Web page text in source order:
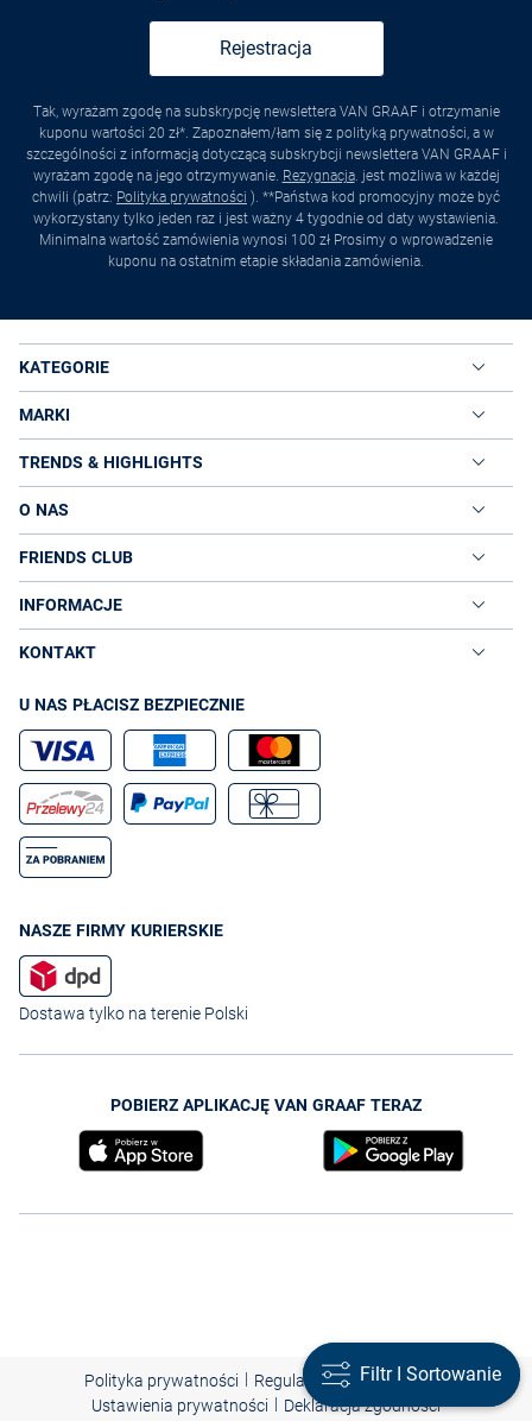
Rejestracja
Tak, wyrażam zgodę na subskrypcję newslettera VAN GRAAF i otrzymanie
kuponu wartości 20 zł*. Zapoznałem/łam się z polityką prywatności, a w
szczególności z informacją dotyczącą subskrybcji newslettera VAN GRAAF i
wyrażam zgodę na jego otrzymywanie. Rezygnacja. jest możliwa w każdej
chwili (patrz: Polityka prywatności ). **Państwa kod promocyjny może być
wykorzystany tylko jeden raz i jest ważny 4 tygodnie od daty wystawienia.
Minimalna wartość zamówienia wynosi 100 zł Prosimy o wprowadzenie
kuponu na ostatnim etapie składania zamówienia.
KATEGORIE
MARKI
TRENDS & HIGHLIGHTS
O NAS
FRIENDS CLUB
INFORMACJE
KONTAKT
U NAS PŁACISZ BEZPIECZNIE
NASZE FIRMY KURIERSKIE
Dostawa tylko na terenie Polski
POBIERZ APLIKACJĘ VAN GRAAF TERAZ
Polityka prywatności | Regulamin | Nota prawna |
Ustawienia prywatności | Deklaracja zgodności
Filtr I Sortowanie
Filtr I Sortowanie